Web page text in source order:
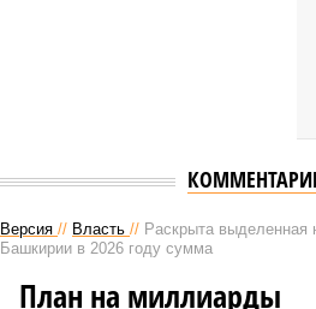
Версия // Власть // Раскрыта выделенная
Башкирии в 2026 году сумма
План на миллиарды